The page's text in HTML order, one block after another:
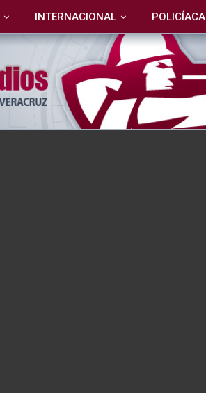
INTERNACIONAL POLICÍACA